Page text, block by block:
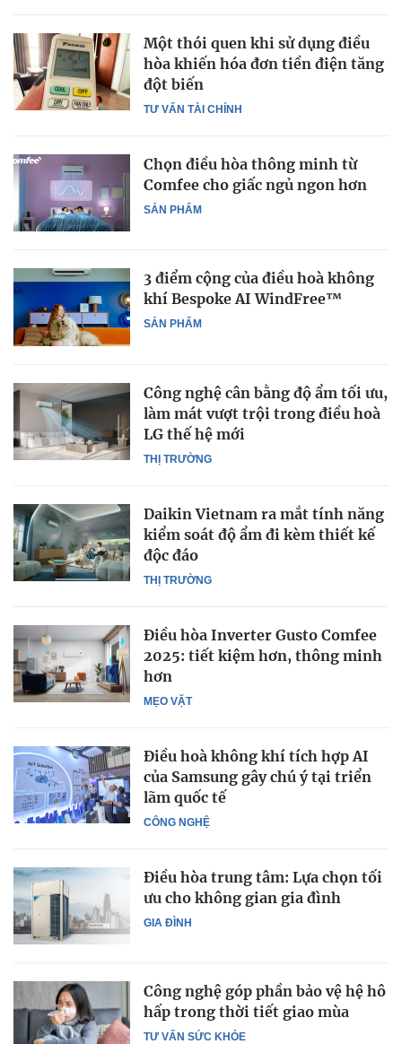
TƯ VẤN TÀI CHÍNH
Một thói quen khi sử dụng điều
hòa khiến hóa đơn tiền điện tăng
đột biến
SẢN PHẨM
Chọn điều hòa thông minh từ
Comfee cho giấc ngủ ngon hơn
SẢN PHẨM
3 điểm cộng của điều hoà không
khí Bespoke AI WindFree™
THỊ TRƯỜNG
Công nghệ cân bằng độ ẩm tối ưu,
làm mát vượt trội trong điều hoà
LG thế hệ mới
THỊ TRƯỜNG
Daikin Vietnam ra mắt tính năng
kiểm soát độ ẩm đi kèm thiết kế
độc đáo
MẸO VẶT
Điều hòa Inverter Gusto Comfee
2025: tiết kiệm hơn, thông minh
hơn
CÔNG NGHỆ
Điều hoà không khí tích hợp AI
của Samsung gây chú ý tại triển
lãm quốc tế
GIA ĐÌNH
Điều hòa trung tâm: Lựa chọn tối
ưu cho không gian gia đình
TƯ VẤN SỨC KHỎE
Công nghệ góp phần bảo vệ hệ hô
hấp trong thời tiết giao mùa